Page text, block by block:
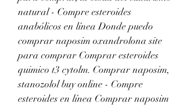
natural - Compre esteroides
anabólicos en línea Donde puedo
comprar naposim oxandrolona site
para comprar Comprar esteroides
quimico t3 cytolm. Comprar naposim,
stanozolol buy online - Compre
esteroides en línea Comprar naposim